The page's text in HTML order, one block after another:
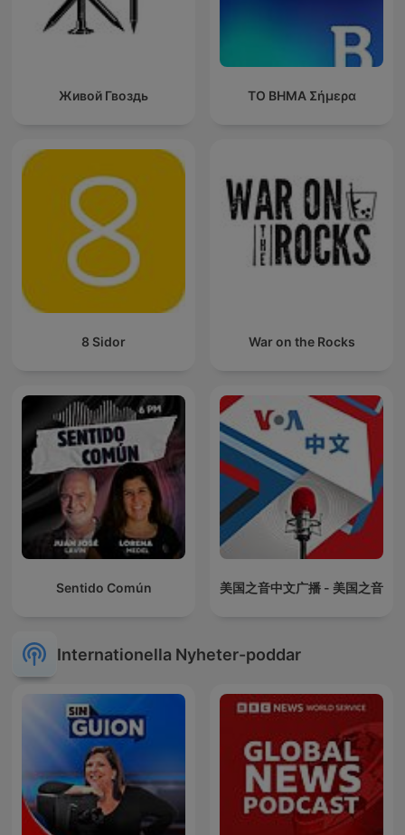
Живой Гвоздь ΤΟ ΒΗΜΑ Σήμερα
8 Sidor War on the Rocks
Sentido Común 美国之音中文广播 - 美国之音
Internationella Nyheter-poddar